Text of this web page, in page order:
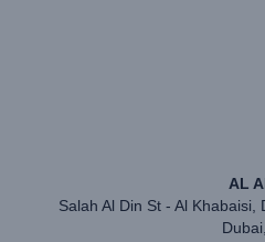
AL
Salah Al Din St - Al Khabaisi,